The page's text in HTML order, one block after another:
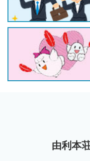
由利本